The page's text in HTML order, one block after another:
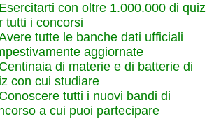
Esercitarti con oltre 1.000.000 di quiz
tutti i concorsi
tutte le banche dati ufficiali
aggiornate
Centinaia di materie e di batterie di
con cui studiare
Conoscere tutti i nuovi bandi di
a cui puoi partecipare